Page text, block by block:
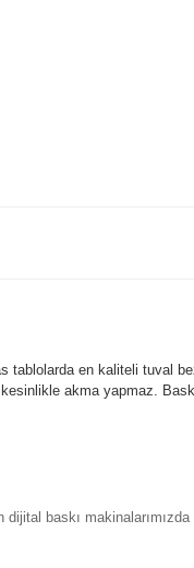
tablolarda en kaliteli tuval
akma yapmaz.
baskı makinalarımızda